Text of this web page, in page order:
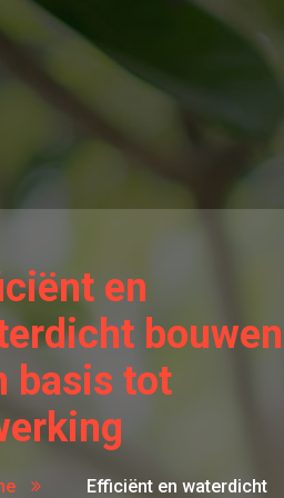
en
basis tot
Efficiënt en waterdicht